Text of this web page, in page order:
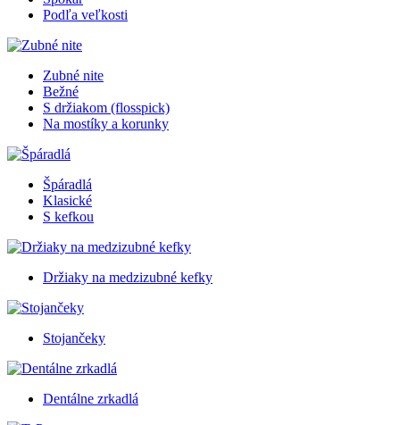
Podľa veľkosti
Zubné nite
Bežné
S držiakom (flosspick)
Na mostíky a korunky
Špáradlá
Klasické
S kefkou
Držiaky na medzizubné kefky
Stojančeky
Dentálne zrkadlá